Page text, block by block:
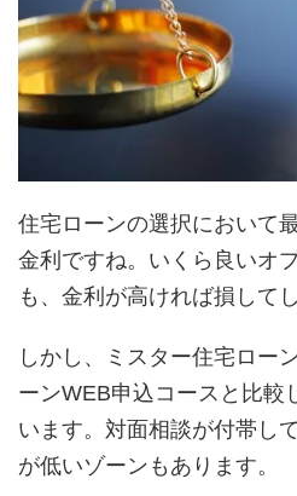
住宅ローンの選択において
金利ですね。いくら良いオ
も、金利が高ければ損して
しかし、ミスター住宅ロー
ーンWEB申込コースと比較
います。対面相談が付帯し
が低いゾーンもあります。